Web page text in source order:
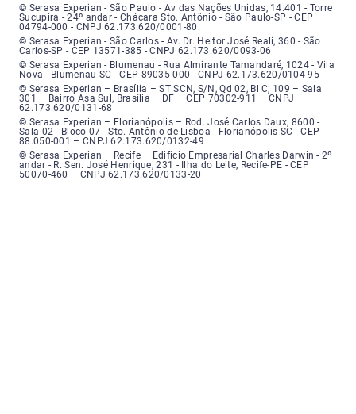
Serasa Experian - São Paulo - Endereço: Avenida das Nações Unidas,
© Serasa Experian - São Paulo - Av das Nações Unidas, 14.401 - Torre
Sucupira - 24º andar - Chácara Sto. Antônio - São Paulo-SP - CEP
04794-000 - CNPJ 62.173.620/0001-80
Serasa Experian - São Carlos - Endereço: Avenida Doutor Heitor José
© Serasa Experian - São Carlos - Av. Dr. Heitor José Reali, 360 - São
Carlos-SP - CEP 13571-385 - CNPJ 62.173.620/0093-06
Serasa Experian - Blumenau - Endereço: Rua Almirante Tamandaré,
© Serasa Experian - Blumenau - Rua Almirante Tamandaré, 1024 - Vila
Nova - Blumenau-SC - CEP 89035-000 - CNPJ 62.173.620/0104-95
Serasa Experian - Brasília, Endereço: Setor Comercial Norte, sem
© Serasa Experian – Brasília – ST SCN, S/N, Qd 02, Bl C, 109 – Sala
301 – Bairro Asa Sul, Brasília – DF – CEP 70302-911 – CNPJ
62.173.620/0131-68
Serasa Experian - Florianópolis, Endereço: Rodovia José Carlos, número
© Serasa Experian – Florianópolis – Rod. José Carlos Daux, 8600 -
Sala 02 - Bloco 07 - Sto. Antônio de Lisboa - Florianópolis-SC - CEP
88.050-001 – CNPJ 62.173.620/0132-49
Serasa Experian - Recife, Endereço: Edifício Empresarial Charles Darwin,
© Serasa Experian – Recife – Edifício Empresarial Charles Darwin - 2º
andar - R. Sen. José Henrique, 231 - Ilha do Leite, Recife-PE - CEP
50070-460 – CNPJ 62.173.620/0133-20